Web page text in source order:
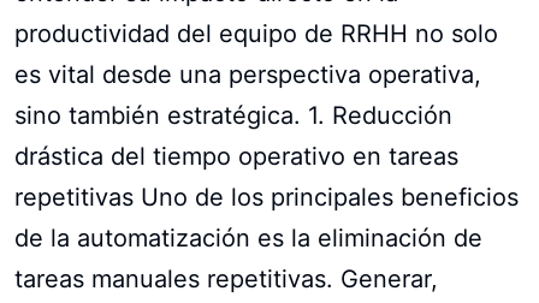
productividad del equipo de RRHH no solo
es vital desde una perspectiva operativa,
sino también estratégica. 1. Reducción
drástica del tiempo operativo en tareas
repetitivas Uno de los principales beneficios
de la automatización es la eliminación de
tareas manuales repetitivas. Generar,